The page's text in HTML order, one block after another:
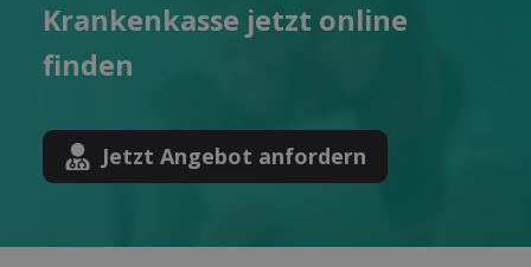
Kranken­kasse jetzt online
finden
Jetzt Angebot anfordern